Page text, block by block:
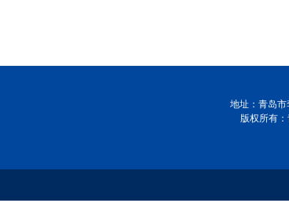
地址：青岛市
版权所有